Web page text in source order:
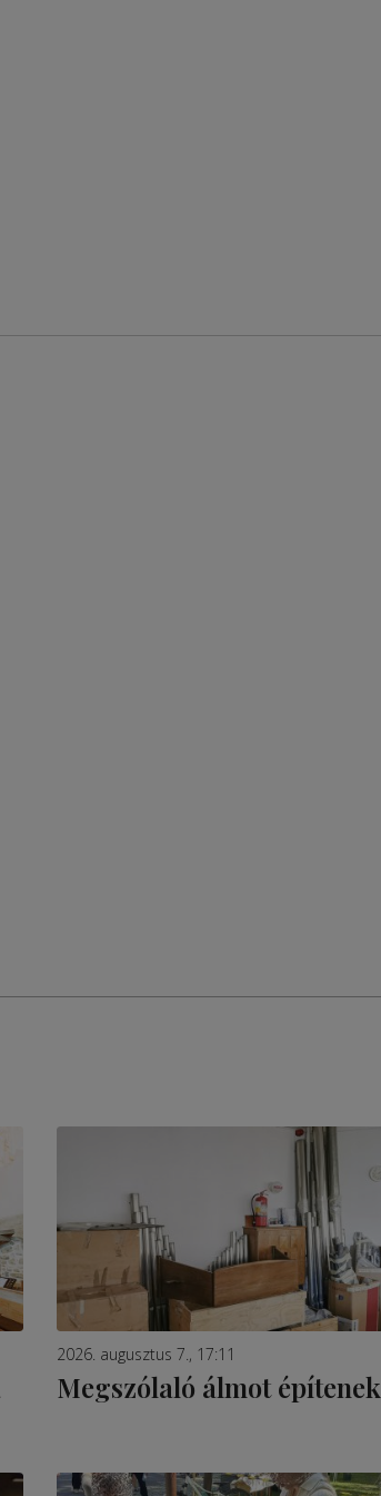
2026. augusztus 7., 17:11
Megszólaló álmot építenek